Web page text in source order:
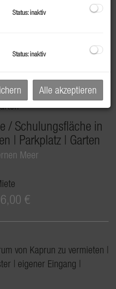
Suchen
/ Schulungsfläche in
| Parkplatz | Garten
Meer
€
Status: inaktiv
Status: inaktiv
Alle akzeptieren